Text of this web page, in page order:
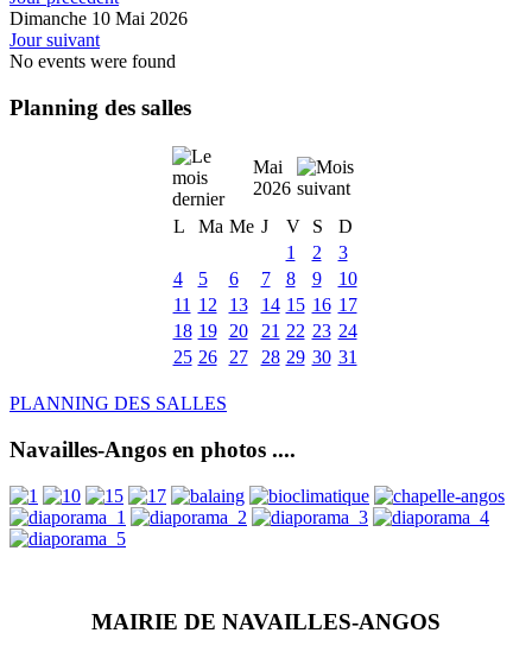
Dimanche 10 Mai 2026
Jour suivant
No events were found
Planning des salles
Mai
2026
L
Ma Me J V S
D
1
2
3
4
5 6 7 8 9
10
11 12 13 14 15 16 17
18 19 20 21 22 23 24
25 26 27 28 29 30 31
PLANNING DES SALLES
Navailles-Angos en photos ....
MAIRIE DE NAVAILLES-ANGOS